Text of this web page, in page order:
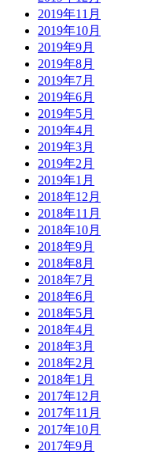
2019年11月
2019年10月
2019年9月
2019年8月
2019年7月
2019年6月
2019年5月
2019年4月
2019年3月
2019年2月
2019年1月
2018年12月
2018年11月
2018年10月
2018年9月
2018年8月
2018年7月
2018年6月
2018年5月
2018年4月
2018年3月
2018年2月
2018年1月
2017年12月
2017年11月
2017年10月
2017年9月